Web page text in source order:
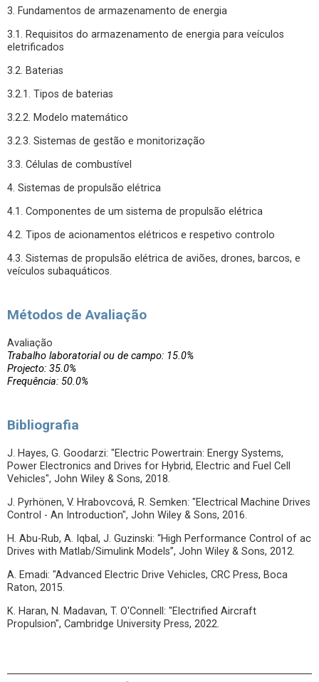
3. Fundamentos de armazenamento de energia
3.1. Requisitos do armazenamento de energia para veículos
eletrificados
3.2. Baterias
3.2.1. Tipos de baterias
3.2.2. Modelo matemático
3.2.3. Sistemas de gestão e monitorização
3.3. Células de combustível
4. Sistemas de propulsão elétrica
4.1. Componentes de um sistema de propulsão elétrica
4.2. Tipos de acionamentos elétricos e respetivo controlo
4.3. Sistemas de propulsão elétrica de aviões, drones, barcos, e
veículos subaquáticos.
Métodos de Avaliação
Avaliação
Trabalho laboratorial ou de campo: 15.0%
Projecto: 35.0%
Frequência: 50.0%
Bibliografia
J. Hayes, G. Goodarzi: "Electric Powertrain: Energy Systems,
Power Electronics and Drives for Hybrid, Electric and Fuel Cell
Vehicles", John Wiley & Sons, 2018.
J. Pyrhönen, V. Hrabovcová, R. Semken: "Electrical Machine Drives
Control - An Introduction", John Wiley & Sons, 2016.
H. Abu-Rub, A. Iqbal, J. Guzinski: “High Performance Control of ac
Drives with Matlab/Simulink Models”, John Wiley & Sons, 2012.
A. Emadi: "Advanced Electric Drive Vehicles, CRC Press, Boca
Raton, 2015.
K. Haran, N. Madavan, T. O'Connell: "Electrified Aircraft
Propulsion", Cambridge University Press, 2022.